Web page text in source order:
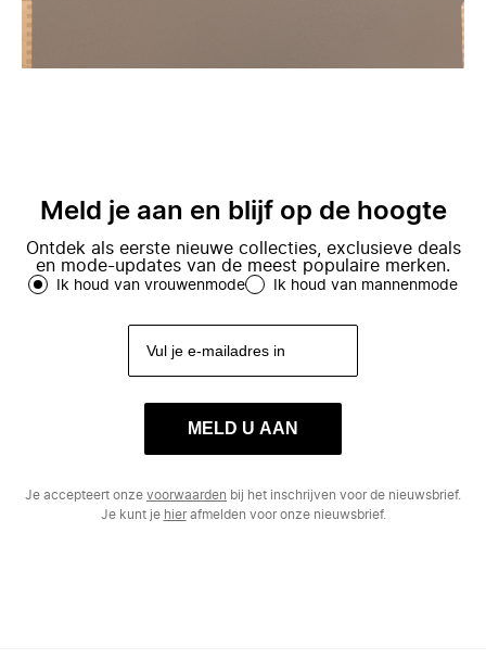
Meld je aan en blijf op de hoogte
Ontdek als eerste nieuwe collecties, exclusieve deals
en mode-updates van de meest populaire merken.
Ik houd van vrouwenmode Ik houd van mannenmode
MELD U AAN
Je accepteert onze voorwaarden bij het inschrijven voor de nieuwsbrief.
Je kunt je hierafmelden voor onze nieuwsbrief.